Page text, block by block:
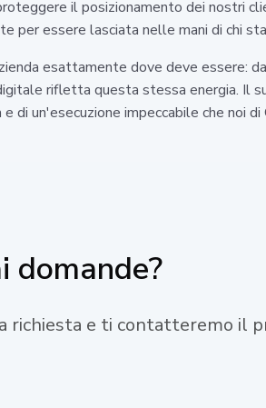
il posizionamento dei nostri
essere lasciata nelle mani di chi
esattamente dove deve essere:
rifletta questa stessa energia. Il
di un'esecuzione impeccabile che noi
domande?
richiesta e ti contatteremo il